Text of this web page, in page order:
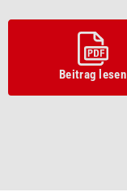
Beitrag lesen